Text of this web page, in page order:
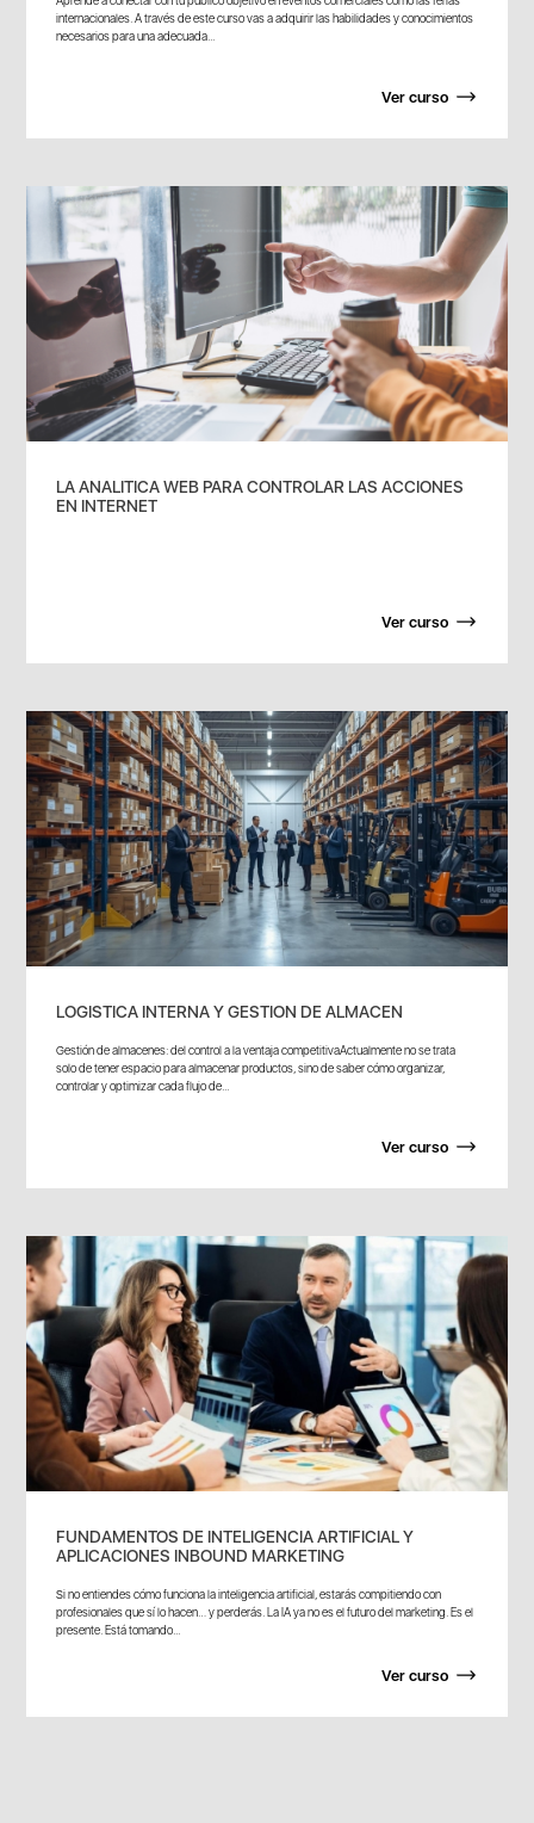
internacionales. A través de este curso vas a adquirir las habilidades y conocimientos
necesarios para una adecuada...
Ver curso
LA ANALITICA WEB PARA CONTROLAR LAS ACCIONES
EN INTERNET
Ver curso
LOGISTICA INTERNA Y GESTION DE ALMACEN
Gestión de almacenes: del control a la ventaja competitivaActualmente no se trata
solo de tener espacio para almacenar productos, sino de saber cómo organizar,
controlar y optimizar cada flujo de...
Ver curso
FUNDAMENTOS DE INTELIGENCIA ARTIFICIAL Y
APLICACIONES INBOUND MARKETING
Si no entiendes cómo funciona la inteligencia artificial, estarás compitiendo con
profesionales que sí lo hacen… y perderás. La IA ya no es el futuro del marketing. Es el
presente. Está tomando...
Ver curso